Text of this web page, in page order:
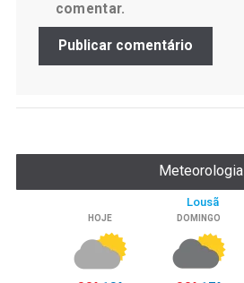
comentar.
Meteorologia